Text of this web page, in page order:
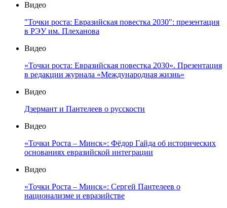
Видео
"Точки роста: Евразийская повестка 2030": презентация
в РЭУ им. Плеханова
Видео
«Точки роста: Евразийская повестка 2030». Презентация
в редакции журнала «Международная жизнь»
Видео
Дзермант и Пантелеев о русскости
Видео
«Точки Роста – Минск»: Фёдор Гайда об исторических
основаниях евразийской интеграции
Видео
«Точки Роста – Минск»: Сергей Пантелеев о
национализме и евразийстве